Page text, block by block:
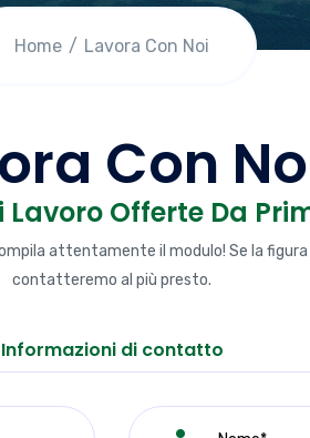
Home Lavora Con Noi
Con
Offerte Da
attentamente il modulo! Se la
contatteremo al più presto.
Informazioni di contatto